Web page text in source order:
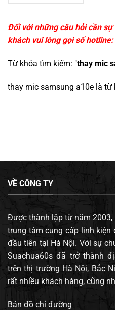
Đối với những câu hỏi cần
khách vui lòng gọi số hotline:
Từ khóa tìm kiếm: "thay mic
thay mic samsung a10e là từ
VỀ CÔNG TY
Được thành lập từ năm
trung tâm cung cấp linh kiện
đầu tiên tại Hà Nội. Với sự
Suachua60s đã trở thành
trên thị trường Hà Nội, Bắc
rất nhiều khách hàng, cũng
Bản đồ chỉ đường